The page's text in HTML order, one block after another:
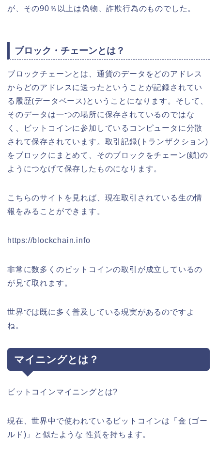
が、その90％以上は偽物、詐欺行為のものでした。
ブロック・チェーンとは？
ブロックチェーンとは、通貨のデータをどのアドレス
からどのアドレスに送ったということが記録されてい
る履歴(データベース)ということになります。そして、
そのデータは一つの場所に保存されているのではな
く、ビットコインに参加しているコンピュータに分散
されて保存されています。取引記録(トランザクション)
をブロックにまとめて、そのブロックをチェーン(鎖)の
ようにつなげて保存したものになります。
こちらのサイトを見れば、現在取引されている生の情
報をみることができます。
https://blockchain.info
非常に数多くのビットコインの取引が成立しているの
が見て取れます。
世界では既に多く普及している現実があるのですよ
ね。
マイニングとは？
ビットコインマイニングとは?
現在、世界中で使われているビットコインは「金 (ゴー
ルド)」と似たような 性質を持ちます。